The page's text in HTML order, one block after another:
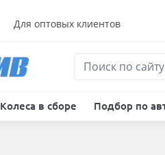
Для оптовых клиентов
Колеса в сборе Подбор по